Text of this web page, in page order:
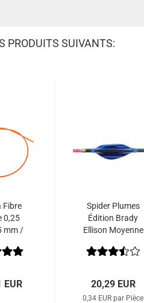
PRODUITS SUIVANTS:
Fibre
0,25
mm /
EUR
Spider Plumes
Édition Brady
Ellison Moyenne
20,29 EUR
0,34 EUR par Pièce